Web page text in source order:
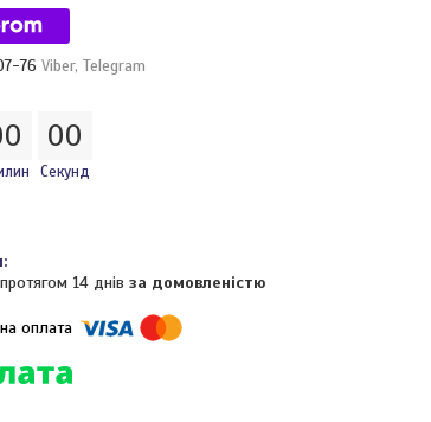
76 Viber, Telegram
0 00
Секунд
14 днів за домовленістю